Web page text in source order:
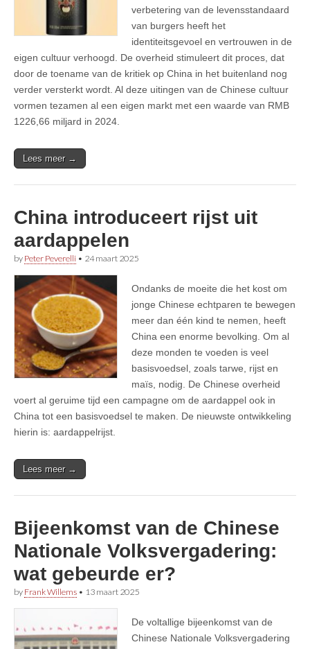
verbetering van de levensstandaard
van burgers heeft het
identiteitsgevoel en vertrouwen in de
eigen cultuur verhoogd. De overheid stimuleert dit proces, dat
door de toename van de kritiek op China in het buitenland nog
verder versterkt wordt. Al deze uitingen van de Chinese cultuur
vormen tezamen al een eigen markt met een waarde van RMB
1226,66 miljard in 2024.
Lees meer →
China introduceert rijst uit
aardappelen
by Peter Peverelli • 24 maart 2025
Ondanks de moeite die het kost om
jonge Chinese echtparen te bewegen
meer dan één kind te nemen, heeft
China een enorme bevolking. Om al
deze monden te voeden is veel
basisvoedsel, zoals tarwe, rijst en
maïs, nodig. De Chinese overheid
voert al geruime tijd een campagne om de aardappel ook in
China tot een basisvoedsel te maken. De nieuwste ontwikkeling
hierin is: aardappelrijst.
Lees meer →
Bijeenkomst van de Chinese
Nationale Volksvergadering:
wat gebeurde er?
by Frank Willems • 13 maart 2025
De voltallige bijeenkomst van de
Chinese Nationale Volksvergadering